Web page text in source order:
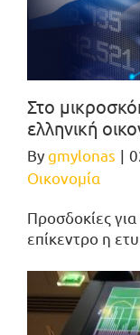
Στο
ελληνική
Bygmylonas |
Οικονομία
Προσδοκίες
επίκεντρο η